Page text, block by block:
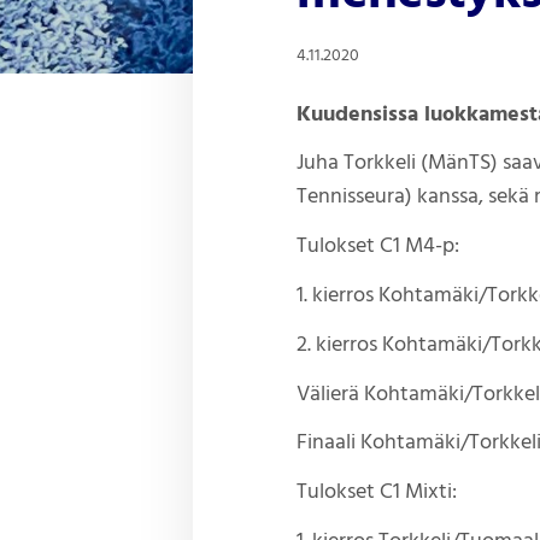
4.11.2020
Kuudensissa
Juha Torkkeli (MänTS)
Tennisseura) kanssa,
Tulokset C1 M4-p:
1. kierros
2. kierros Kohtamäki/
Välierä Kohtamäki/
Finaali Kohtamäki/
Tulokset C1 Mixti: